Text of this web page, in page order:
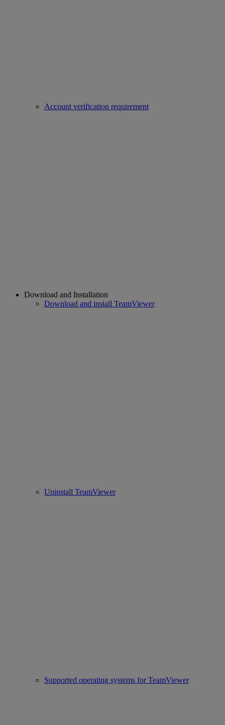
Account verification requirement
Download and Installation
Download and install TeamViewer
Uninstall TeamViewer
Supported operating systems for TeamViewer